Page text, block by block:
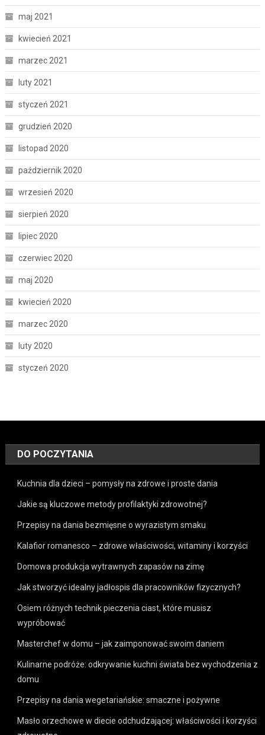
maj 2021
kwiecień 2021
marzec 2021
luty 2021
styczeń 2021
grudzień 2020
listopad 2020
październik 2020
wrzesień 2020
sierpień 2020
lipiec 2020
czerwiec 2020
maj 2020
kwiecień 2020
marzec 2020
luty 2020
styczeń 2020
DO POCZYTANIA
Kuchnia dla dzieci – pomysły na zdrowe i proste dania
Jakie są kluczowe metody profilaktyki zdrowotnej?
Przepisy na dania bezmięsne o wyrazistym smaku
Kalafior romanesco – zdrowe właściwości, witaminy i korzyści
Domowa produkcja wytrawnych zapasów na zimę
Jak stworzyć idealny jadłospis dla pracowników fizycznych?
Osiem różnych technik pieczenia ciast, które musisz
wypróbować
Masterchef w domu – jak zaimponować swoim daniem
Kulinarne podróże: odkrywanie kuchni świata bez wychodzenia z
domu
Przepisy na dania wegetariańskie: smaczne i pożywne
Masło orzechowe w diecie odchudzającej: właściwości i korzyści